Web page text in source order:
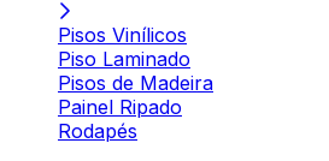
Pisos Vinílicos
Piso Laminado
Pisos de Madeira
Painel Ripado
Rodapés